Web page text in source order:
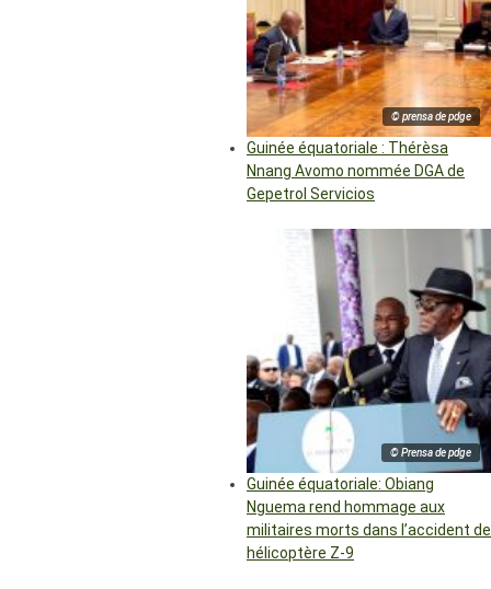
© prensa de pdge
Guinée équatoriale : Thérèsa
Nnang Avomo nommée DGA de
Gepetrol Servicios
© Prensa de pdge
Guinée équatoriale: Obiang
Nguema rend hommage aux
militaires morts dans l’accident de
hélicoptère Z-9